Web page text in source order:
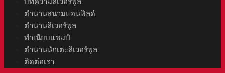
ตำนานสนามแอนฟิลด์
ตำนานลิเวอร์พูล
ทำเนียบแชมป์
ตำนานนักเตะลิเวอร์พูล
ติดต่อเรา